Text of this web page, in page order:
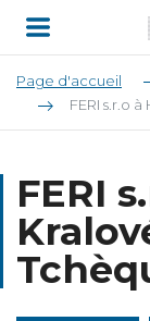
Page d'accueil
FERI s.r.o
FERI